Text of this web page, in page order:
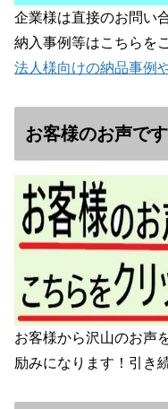
企業様は直接のお問い
納入事例等はこちらを
法人様向けの納品事例
お客様のお声です
お客様から沢山のお声
励みになります！引き